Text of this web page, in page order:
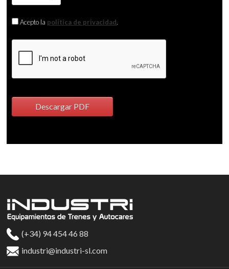
Acepto la política de privacidad.
Descargar PDF
(+34) 94 454 46 88
industri@industri-sl.com